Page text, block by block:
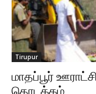
Tirupur
மாதப்பூர்
தொடக்கம்